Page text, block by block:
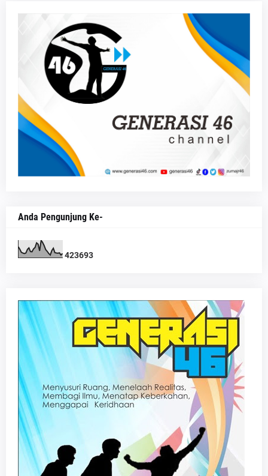
Anda Pengunjung Ke-
423693